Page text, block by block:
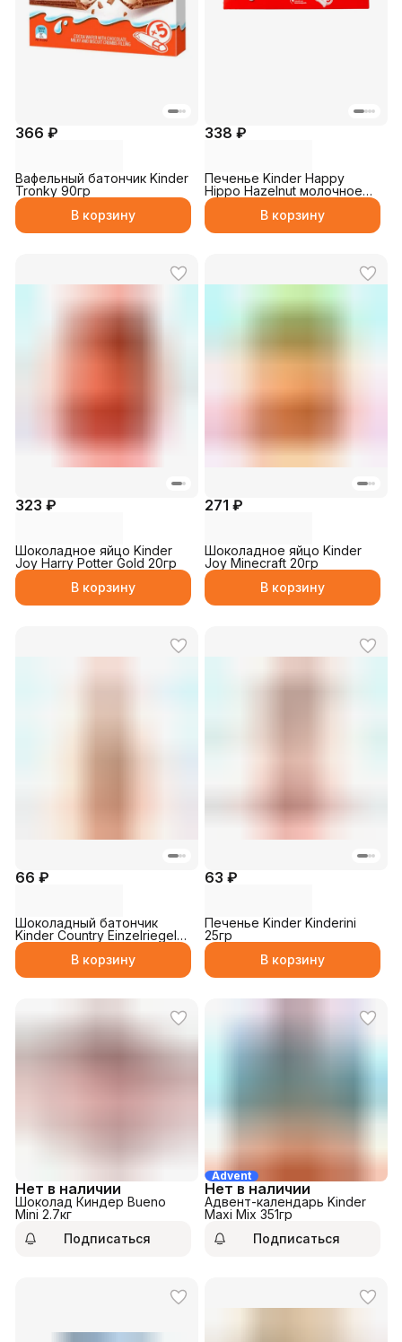
366 ₽
Вафельный батончик Kinder
Tronky 90гр
В корзину
338 ₽
Печенье Kinder Happy
Hippo Hazelnut молочное
103,5гр
В корзину
323 ₽
Шоколадное яйцо Kinder
Joy Harry Potter Gold 20гр
В корзину
271 ₽
Шоколадное яйцо Kinder
Joy Minecraft 20гр
В корзину
66 ₽
Шоколадный батончик
Kinder Country Einzelriegel
23,5гр
В корзину
63 ₽
Печенье Kinder Kinderini
25гр
В корзину
Нет в наличии
Шоколад Киндер Bueno
Mini 2.7кг
Подписаться
Advent
Нет в наличии
Адвент-календарь Kinder
Maxi Mix 351гр
Подписаться